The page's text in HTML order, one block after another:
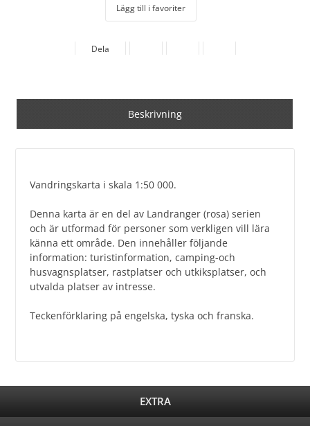
Lägg till i favoriter
Dela
Beskrivning
Vandringskarta i skala 1:50 000.
Denna karta är en del av Landranger (rosa) serien
och är utformad för personer som verkligen vill lära
känna ett område. Den innehåller följande
information: turistinformation, camping-och
husvagnsplatser, rastplatser och utkiksplatser, och
utvalda platser av intresse.
Teckenförklaring på engelska, tyska och franska.
EXTRA